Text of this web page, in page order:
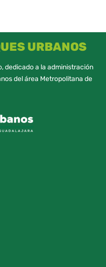
URBANOS
dedicado a la administración
del área Metropolitana de